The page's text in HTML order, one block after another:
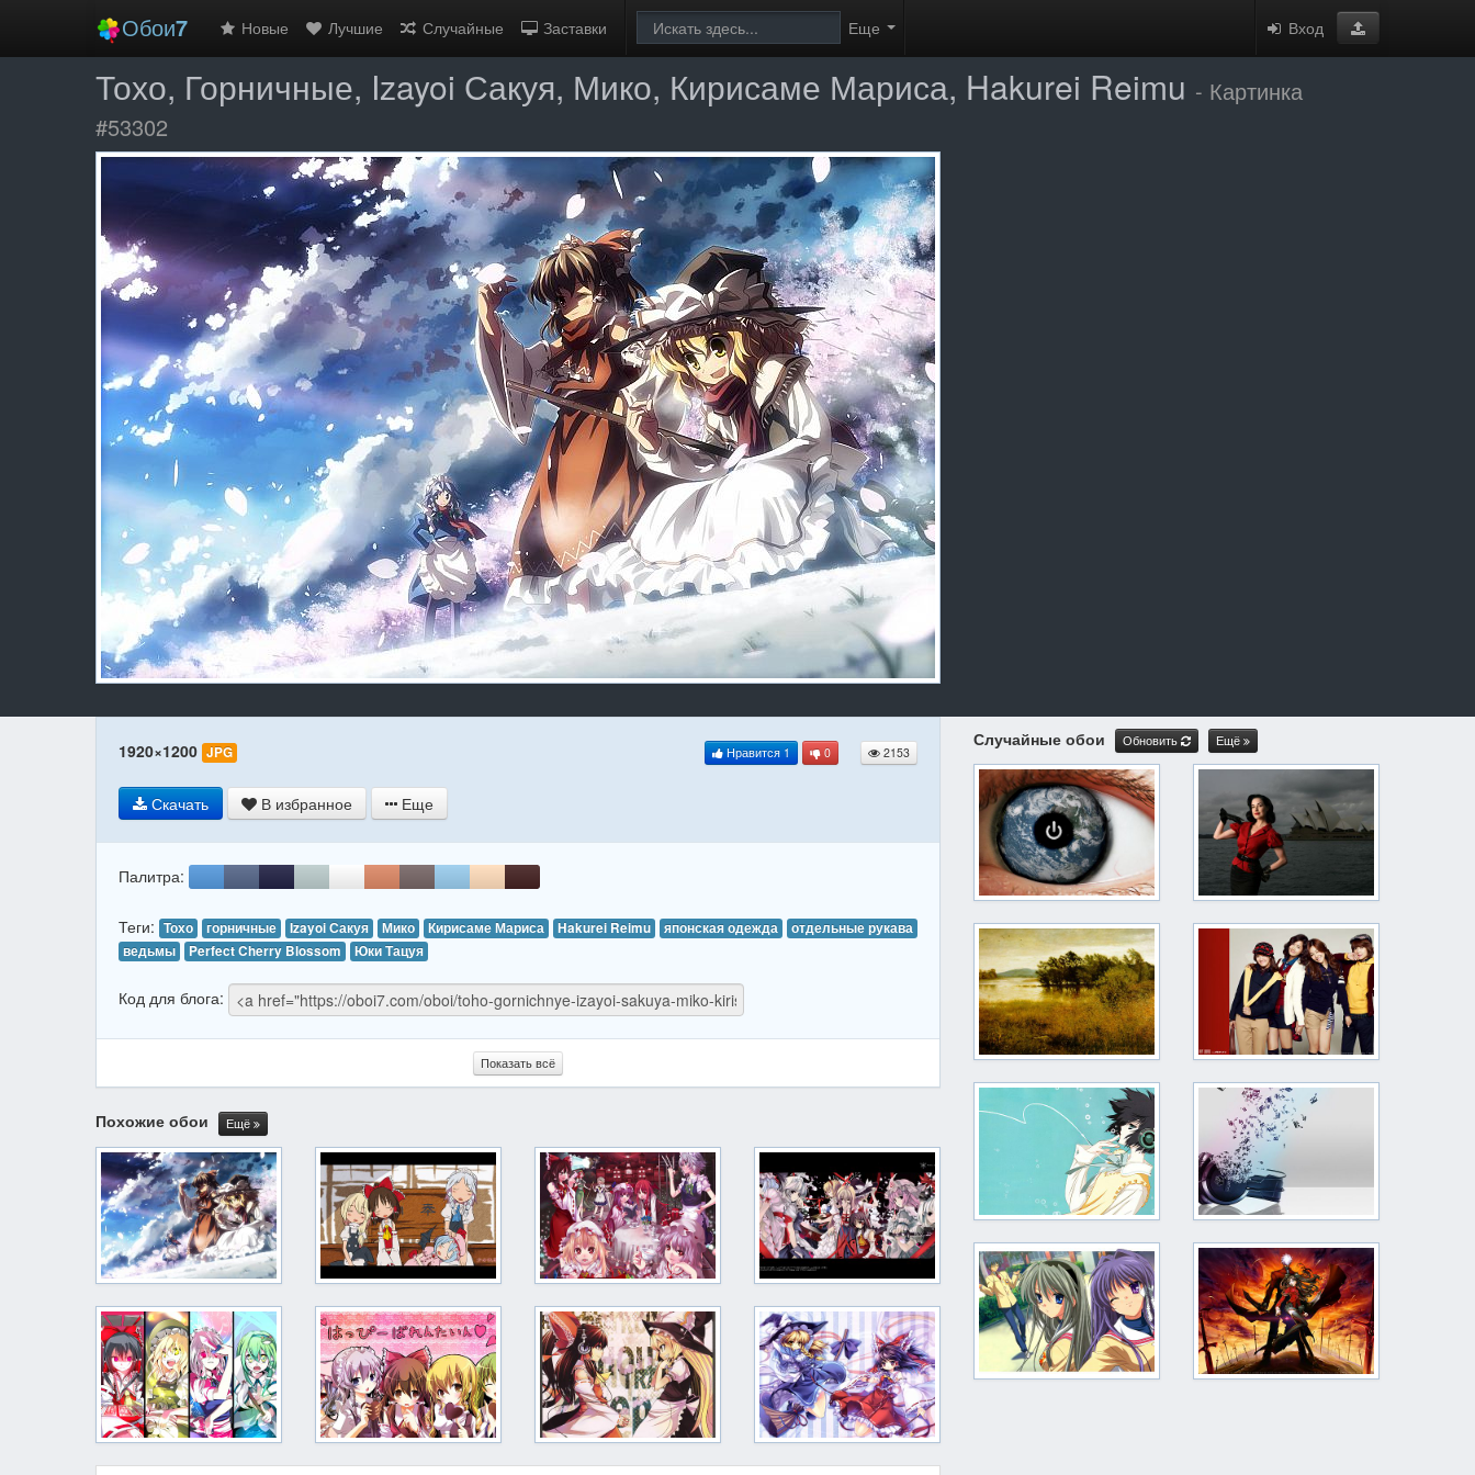
Обои7 Новые Лучшие Случайные Заставки Еще Вход
Тохо, Горничные, Izayoi Сакуя, Мико, Кирисаме Мариса, Hakurei Reimu - Картинка
#53302
1920×1200 JPG Нравится 1 0 2153
Скачать В избранное Еще
Палитра:
Теги: Тохо горничные Izayoi Сакуя Мико Кирисаме Мариса Hakurei Reimu японская одежда
отдельные рукава
ведьмы
Perfect Cherry Blossom Юки Тацуя
Код для блога:
Показать всё
Похожие обои Ещё
Случайные обои Обновить Ещё